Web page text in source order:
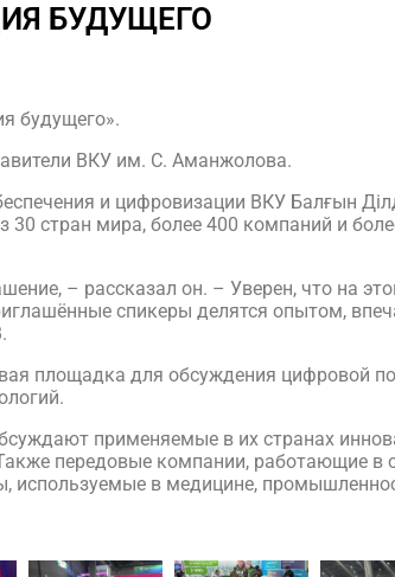
БУДУЩЕГО
будущего».
ВКУ им. С. Аманжолова.
и цифровизации ВКУ Балғын
стран мира, более 400 компаний и
– рассказал он. – Уверен, что на
спикеры делятся опытом,
площадка для обсуждения цифровой
применяемые в их странах
передовые компании, работающие в
в медицине,